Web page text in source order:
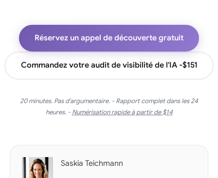
Réservez un appel de découverte gratuit
Commandez votre audit de visibilité de l'IA -$151
20 minutes. Pas d'argumentaire. - Rapport complet dans les 24
heures. - Numérisation rapide à partir de$14
Saskia Teichmann